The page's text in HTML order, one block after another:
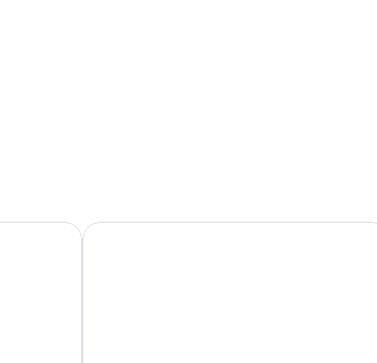
Sercotel Caspe